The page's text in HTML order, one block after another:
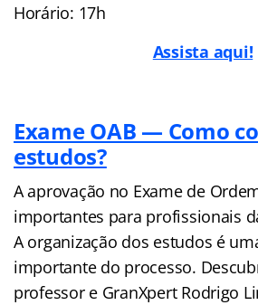
Horário: 17h
Assista aqui!
Exame OAB — Como
estudos?
A aprovação no Exame de
importantes para profissionais
A organização dos estudos é
importante do processo.
professor e GranXpert Rodrigo